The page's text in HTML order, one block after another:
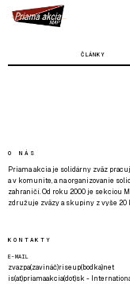
ČLÁNKY
O NÁS
Priama akcia je solidárny zväz
a v komunite, a na organizovanie
zahraničí. Od roku 2000 je sekciou
združuje zväzy a skupiny z vyše 20
KONTAKTY
E-MAIL
zvazpa(zavináč)riseup(bodka)net
is(at)priamaakcia(dot)sk -